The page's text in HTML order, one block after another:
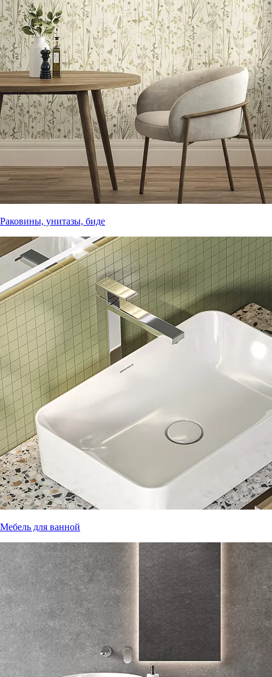
Раковины, унитазы, биде
Мебель для ванной